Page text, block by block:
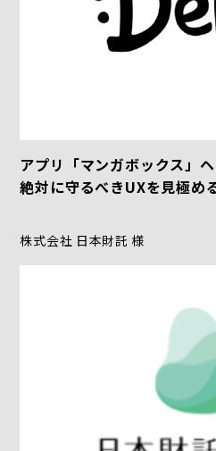
アプリ「マンガボックス」
絶対に守るべきUXを見極め
株式会社 日本財託 様